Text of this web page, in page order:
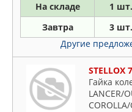
На складе 1 шт.
Завтра 3 шт.
Другие
STELLOX
Гайка
LANCER/